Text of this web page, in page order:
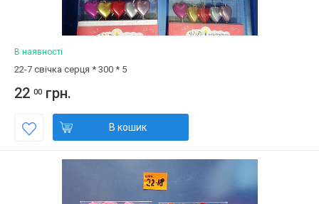
В наявності
22-7 свічка серця * 300 * 5
22 00 грн.
В кошик